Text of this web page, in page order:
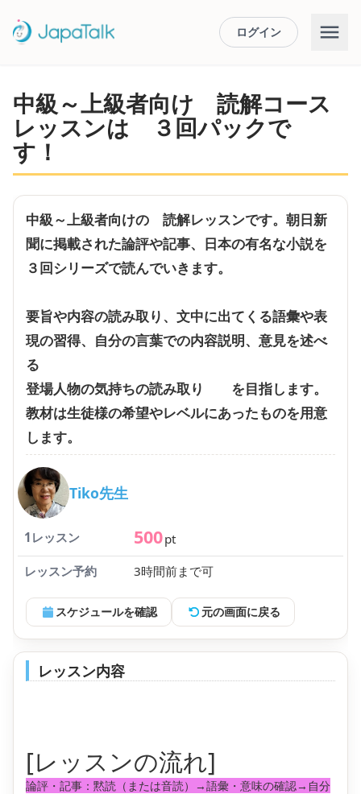
ログイン
中級～上級者向け 読解コース
レッスンは ３回パックで
す！
中級～上級者向けの 読解レッスンです。朝日新
聞に掲載された論評や記事、日本の有名な小説を
３回シリーズで読んでいきます。
要旨や内容の読み取り、文中に出てくる語彙や表
現の習得、自分の言葉での内容説明、意見を述べ
る
登場人物の気持ちの読み取り を目指します。
教材は生徒様の希望やレベルにあったものを用意
します。
Tiko先生
1レッスン 500pt
レッスン予約
3時間前まで可
スケジュールを確認 元の画面に戻る
レッスン内容
[レッスンの流れ]
論評・記事：黙読（または音読）→語彙・意味の確認→自分